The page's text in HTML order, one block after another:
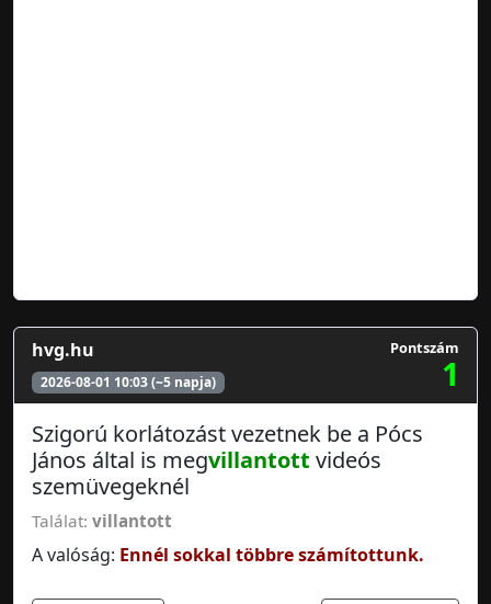
hvg.hu
2026-08-01 10:03 (~5 napja)
Pontszám
1
Szigorú korlátozást vezetnek be a Pócs
János által is megvillantott videós
szemüvegeknél
Találat: villantott
A valóság: Ennél sokkal többre számítottunk.